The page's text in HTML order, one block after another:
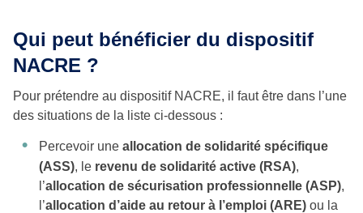
Qui peut bénéficier du dispositif
NACRE ?
Pour prétendre au dispositif NACRE, il faut être dans l’une
des situations de la liste ci-dessous :
Percevoir une allocation de solidarité spécifique
(ASS), le revenu de solidarité active (RSA),
l’allocation de sécurisation professionnelle (ASP),
l’allocation d’aide au retour à l’emploi (ARE) ou la